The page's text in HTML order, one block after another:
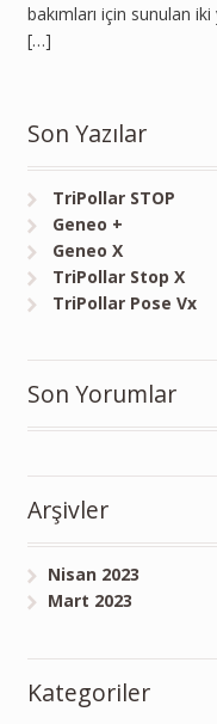
bakımları için sunulan
[…]
Son Yazılar
TriPollar STOP
Geneo +
Geneo X
TriPollar Stop X
TriPollar Pose Vx
Son Yorumlar
Arşivler
Nisan 2023
Mart 2023
Kategoriler